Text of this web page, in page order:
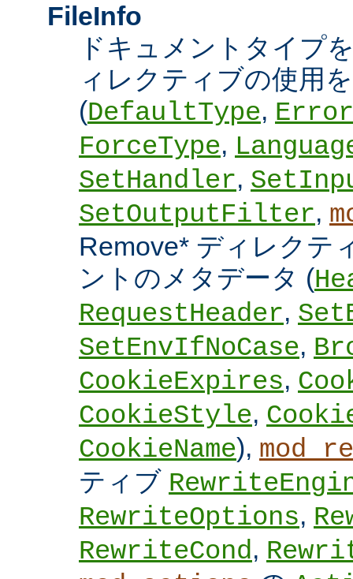
FileInfo
ドキュメントタイプ
ィレクティブの使用
(DefaultType,
ForceType,
SetHandler,
SetOutputFilter,
Remove* ディレクテ
ントのメタデータ (
RequestHeader,
SetEnvIfNoCase,
CookieExpires,
CookieStyle,
CookieName),
ティブ
RewriteOptions,
RewriteCond,